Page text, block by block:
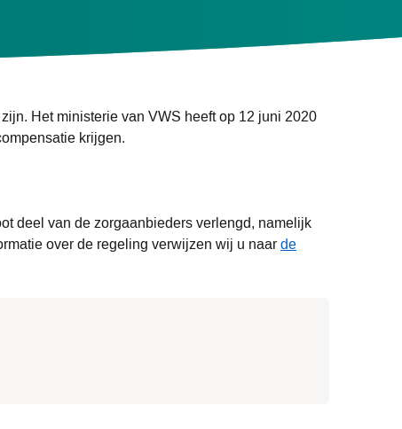
Het ministerie van VWS heeft op 12 juni 2020
krijgen.
deel van de zorgaanbieders verlengd, namelijk
over de regeling verwijzen wij u naarde